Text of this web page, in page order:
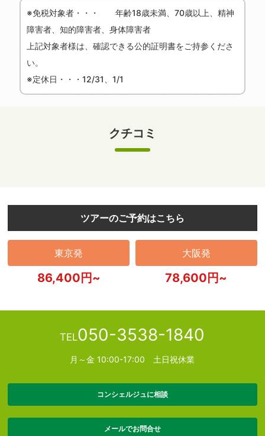
※免税対象者・・・ 年齢18歳未満、70歳以上、精神
障害者、知的障害者、身体障害者
上記対象者様は、確認できる公的証明書をご持参くださ
い。
※定休日・・・12/31、1/1
クチコミ
ツアーのご予約はこちら
東京発
86,400円~
大阪発
78,600円~
TEL050-3538-1840
月～金 10:00-17:00 土日祝休業
コンシェルジュに相談
メールでお問合せ